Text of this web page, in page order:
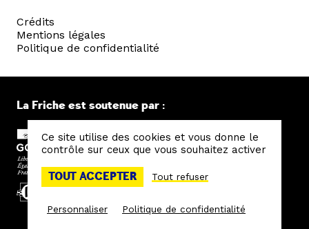
Crédits
Mentions légales
Politique de confidentialité
La Friche est soutenue par :
Ce site utilise des cookies et vous donne le
contrôle sur ceux que vous souhaitez activer
TOUT ACCEPTER Tout refuser
Personnaliser Politique de confidentialité